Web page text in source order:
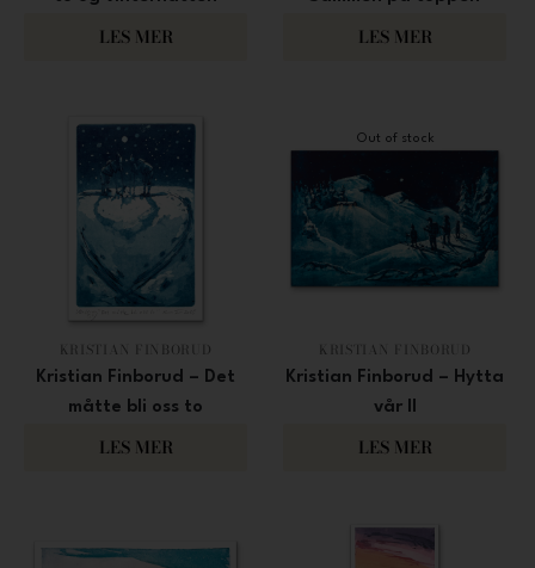
950
LES MER 950
LES MER
KRISTIAN FINBORUD
Kristian Finborud – Det
måtte bli oss to
950
LES MER
Out of stock
KRISTIAN FINBORUD
Kristian Finborud – Hytta
vår II
6 700
LES MER